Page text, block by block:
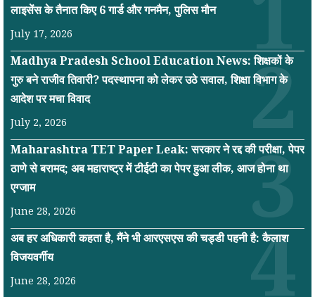
लाइसेंस के तैनात किए 6 गार्ड और गनमैन, पुलिस मौन
July 17, 2026
Madhya Pradesh School Education News: शिक्षकों के
गुरु बने राजीव तिवारी? पदस्थापना को लेकर उठे सवाल, शिक्षा विभाग के
आदेश पर मचा विवाद
July 2, 2026
Maharashtra TET Paper Leak: सरकार ने रद्द की परीक्षा, पेपर
ठाणे से बरामद; अब महाराष्ट्र में टीईटी का पेपर हुआ लीक, आज होना था
एग्जाम
June 28, 2026
अब हर अधिकारी कहता है, मैंने भी आरएसएस की चड्डी पहनी है: कैलाश
विजयवर्गीय
June 28, 2026